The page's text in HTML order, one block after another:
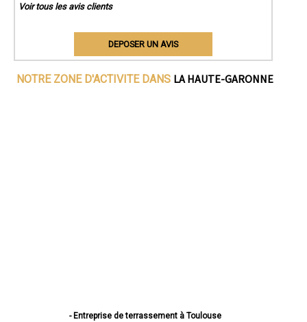
Voir tous les avis clients
DEPOSER UN AVIS
NOTRE ZONE D'ACTIVITE DANS LA HAUTE-GARONNE
- Entreprise de terrassement à Toulouse